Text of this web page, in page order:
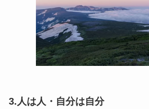
3.人は人・自分は自分